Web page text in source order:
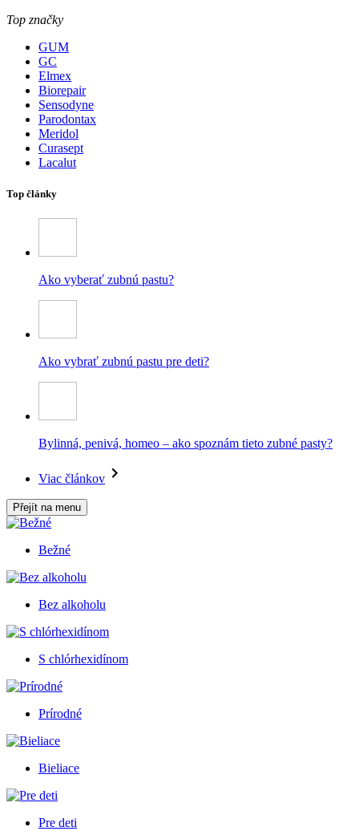
Top značky
GUM
GC
Elmex
Biorepair
Sensodyne
Parodontax
Meridol
Curasept
Lacalut
Top články
Ako vyberať zubnú pastu?
Ako vybrať zubnú pastu pre deti?
Bylinná, penivá, homeo – ako spoznám tieto zubné pasty?
Viac článkov
Přejít na menu
Bežné
Bez alkoholu
S chlórhexidínom
Prírodné
Bieliace
Pre deti